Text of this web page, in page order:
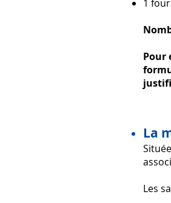
1
Pour
La
Les